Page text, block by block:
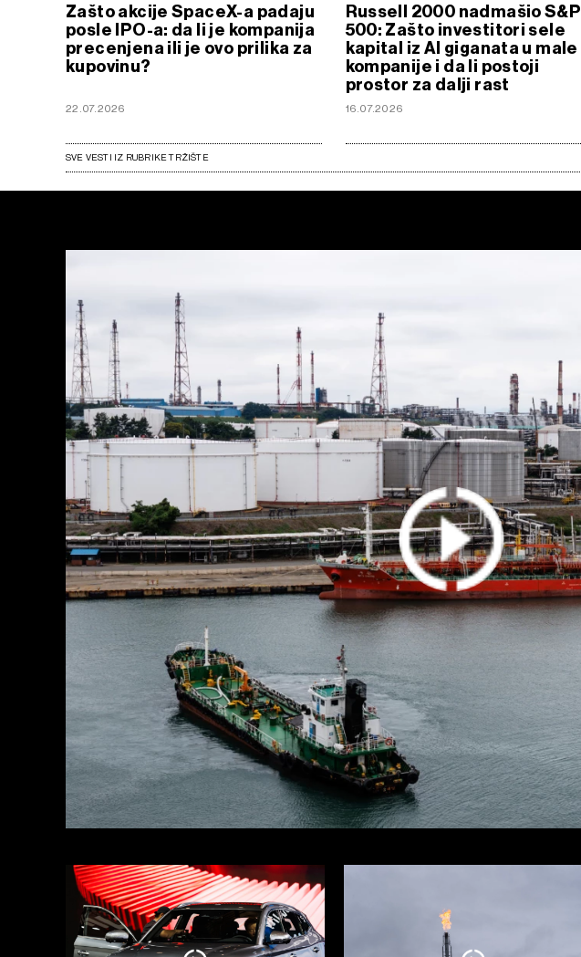
Zašto akcije SpaceX-a padaju
posle IPO-a: da li je kompanija
precenjena ili je ovo prilika za
kupovinu?
22.07.2026
Russell 2000 nadmašio S&P
500: Zašto investitori sele
kapital iz AI giganata u male
kompanije i da li postoji
prostor za dalji rast
16.07.2026
SVE VESTI IZ RUBRIKE TRŽIŠTE